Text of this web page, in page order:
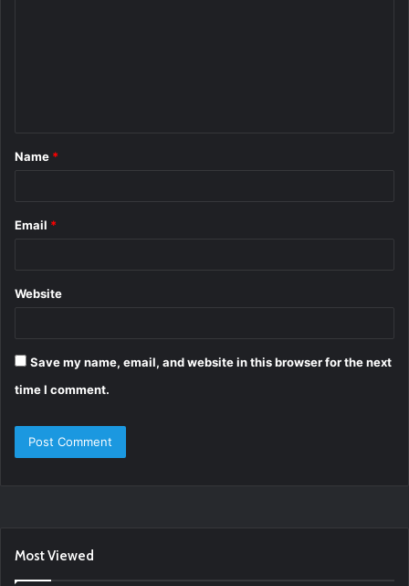
*
Name *
Email *
Website
Save my name, email, and website in this browser for the next
time I comment.
Most Viewed